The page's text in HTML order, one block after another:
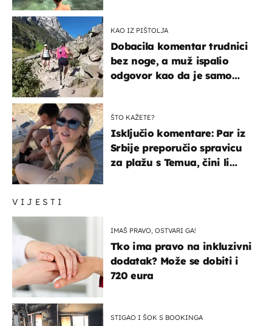
VIJESTI
IMAŠ PRAVO, OSTVARI GA!
Tko ima pravo na inkluzivni
dodatak? Može se dobiti i
720 eura
STIGAO I ŠOK S BOOKINGA
KAO IZ PIŠTOLJA
Dobacila komentar trudnici
bez noge, a muž ispalio
odgovor kao da je samo
ŠTO KAŽETE?
Isključio komentare: Par iz
Srbije preporučio spravicu
za plažu s Temua, čini li